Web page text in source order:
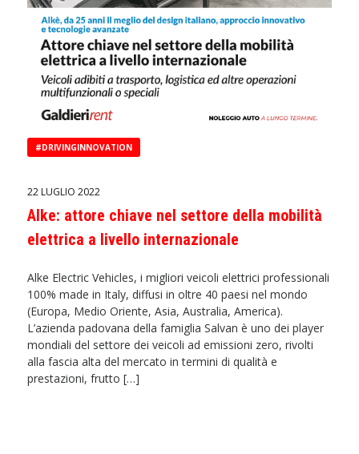
#DRIVINGINNOVATION
22 LUGLIO 2022
Alke: attore chiave nel settore della mobilità
elettrica a livello internazionale
Alke Electric Vehicles, i migliori veicoli elettrici professionali
100% made in Italy, diffusi in oltre 40 paesi nel mondo
(Europa, Medio Oriente, Asia, Australia, America).
L’azienda padovana della famiglia Salvan è uno dei player
mondiali del settore dei veicoli ad emissioni zero, rivolti
alla fascia alta del mercato in termini di qualità e
prestazioni, frutto […]